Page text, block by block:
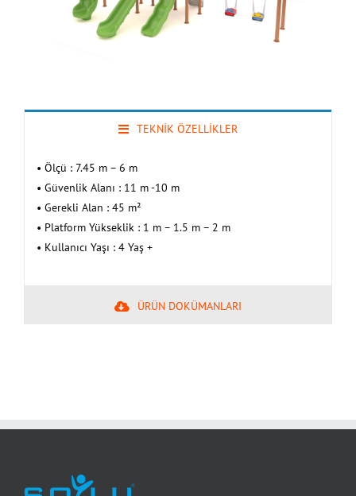
TEKNİK ÖZELLİKLER
• Ölçü : 7.45 m – 6 m
• Güvenlik Alanı : 11 m -10 m
• Gerekli Alan : 45 m²
• Platform Yükseklik : 1 m – 1.5 m – 2 m
• Kullanıcı Yaşı : 4 Yaş +
ÜRÜN DOKÜMANLARI